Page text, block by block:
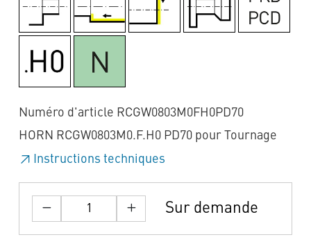
Numéro d'article RCGW0803M0FH0PD70
HORN RCGW0803M0.F.H0 PD70 pour Tournage
Instructions techniques
Sur demande